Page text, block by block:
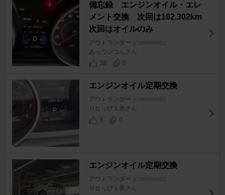
備忘録 エンジンオイル・エレ
メント交換 次回は162,302km
次回はオイルのみ
アウトランダー [CW5W/6W型]
あっつンつんさん
38
0
エンジンオイル定期交換
アウトランダー [CW5W/6W型]
りせっぴ１番さん
3
0
エンジンオイル定期交換
アウトランダー [CW5W/6W型]
りせっぴ１番さん